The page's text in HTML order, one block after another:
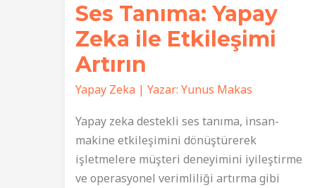
Ses Tanıma: Yapay
Zeka ile Etkileşimi
Artırın
Yapay Zeka | Yazar: Yunus Makas
Yapay zeka destekli ses tanıma, insan-
makine etkileşimini dönüştürerek
işletmelere müşteri deneyimini iyileştirme
ve operasyonel verimliliği artırma gibi